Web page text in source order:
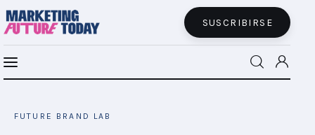
SUSCRIBIRSE
FUTURE BRAND LAB